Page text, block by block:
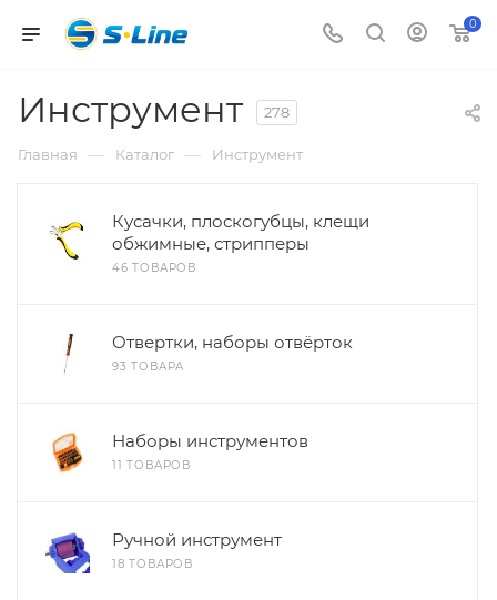
0
Инструмент 278
Главная — Каталог — Инструмент
Кусачки, плоскогубцы, клещи
обжимные, стрипперы
46 ТОВАРОВ
Отвертки, наборы отвёрток
93 ТОВАРА
Наборы инструментов
11 ТОВАРОВ
Ручной инструмент
18 ТОВАРОВ